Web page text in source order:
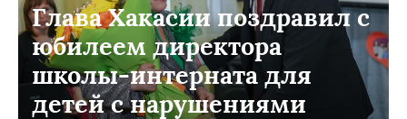
Глава Хакасии поздравил с
юбилеем директора
школы-интерната для
детей с нарушениями